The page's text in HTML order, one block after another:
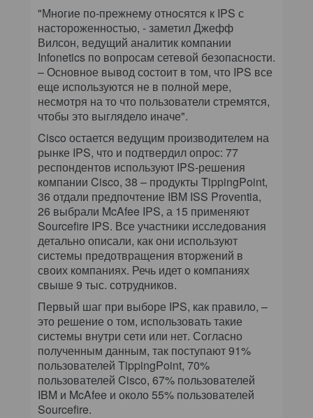
"Многие по-прежнему относятся к IPS с
настороженностью, - заметил Джефф
Вилсон, ведущий аналитик компании
Infonetics по вопросам сетевой безопасности.
– Основное вывод состоит в том, что IPS все
еще используются не в полной мере,
несмотря на то что пользователи стремятся,
чтобы это выглядело иначе".
Cisco остается ведущим производителем на
рынке IPS, что и подтвердил опрос: 77
респондентов используют IPS-решения
компании Cisco, 38 – продукты TippingPoint,
36 отдали предпочтение IBM ISS Proventia,
26 выбрали McAfee IPS, а 15 применяют
Sourcefire IPS. Все участники исследования
детально описали, как они используют
системы предотвращения вторжений в
своих компаниях. Речь идет о компаниях
свыше 9 тыс. сотрудников.
Первый шаг при выборе IPS, как правило, –
это решение о том, использовать такие
системы внутри сети или нет. Согласно
полученным данным, так поступают 91%
пользователей TippingPoint, 70%
пользователей Cisco, 67% пользователей
IBM и McAfee и около 55% пользователей
Sourcefire.